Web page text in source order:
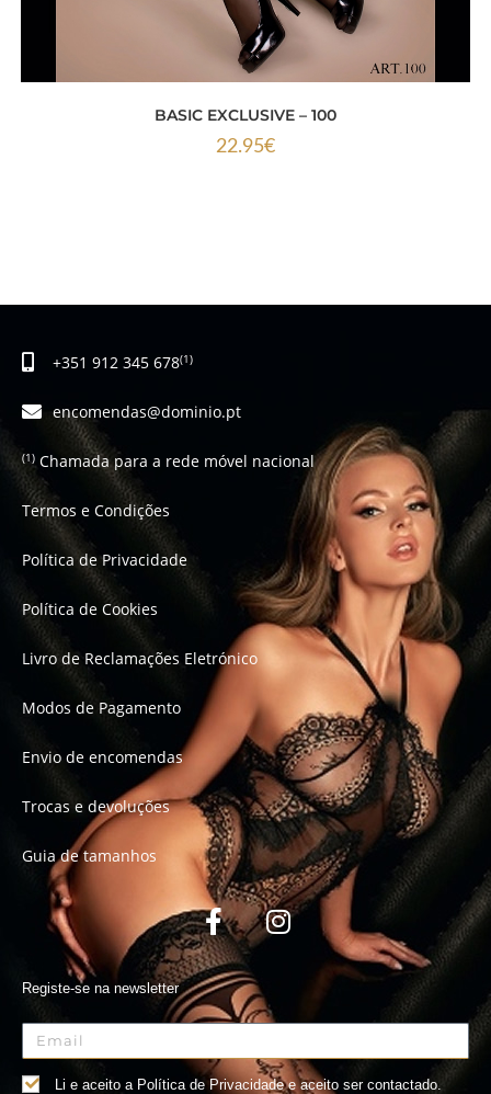
BASIC EXCLUSIVE – 100
22.95€
+351 912 345 678(1)
encomendas@dominio.pt
(1)Chamada para a rede móvel nacional
Termos e Condições
Política de Privacidade
Política de Cookies
Livro de Reclamações Eletrónico
Modos de Pagamento
Envio de encomendas
Trocas e devoluções
Guia de tamanhos
Registe-se na newsletter
Li e aceito a Política de Privacidade e aceito ser contactado.